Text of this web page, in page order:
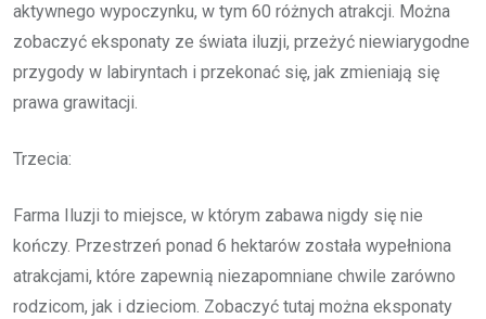
aktywnego wypoczynku, w tym 60 różnych atrakcji. Można
zobaczyć eksponaty ze świata iluzji, przeżyć niewiarygodne
przygody w labiryntach i przekonać się, jak zmieniają się
prawa grawitacji.
Trzecia:
Farma Iluzji to miejsce, w którym zabawa nigdy się nie
kończy. Przestrzeń ponad 6 hektarów została wypełniona
atrakcjami, które zapewnią niezapomniane chwile zarówno
rodzicom, jak i dzieciom. Zobaczyć tutaj można eksponaty